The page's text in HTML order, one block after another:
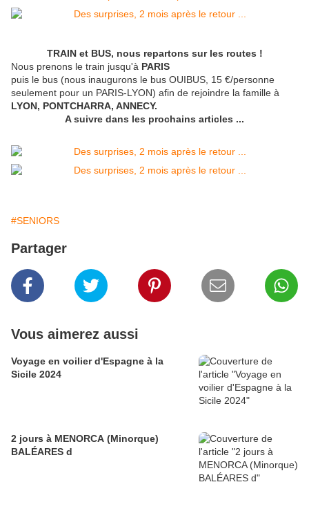
TRAIN et BUS, nous repartons sur les routes !
Nous prenons le train jusqu'à PARIS
puis le bus (nous inaugurons le bus OUIBUS, 15 €/personne
seulement pour un PARIS-LYON) afin de rejoindre la famille à
LYON, PONTCHARRA, ANNECY.
A suivre dans les prochains articles ...
#SENIORS
Partager
Vous aimerez aussi
Voyage en voilier d'Espagne à la
Sicile 2024
2 jours à MENORCA (Minorque)
BALÉARES d